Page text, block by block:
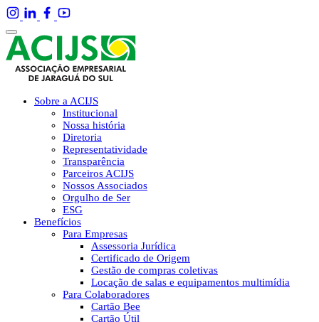
Sobre a ACIJS
Institucional
Nossa história
Diretoria
Representatividade
Transparência
Parceiros ACIJS
Nossos Associados
Orgulho de Ser
ESG
Benefícios
Para Empresas
Assessoria Jurídica
Certificado de Origem
Gestão de compras coletivas
Locação de salas e equipamentos multimídia
Para Colaboradores
Cartão Bee
Cartão Útil